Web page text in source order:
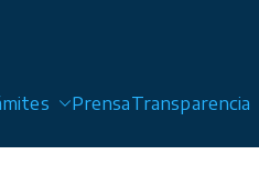
Soledad de
PrensaTransparencia